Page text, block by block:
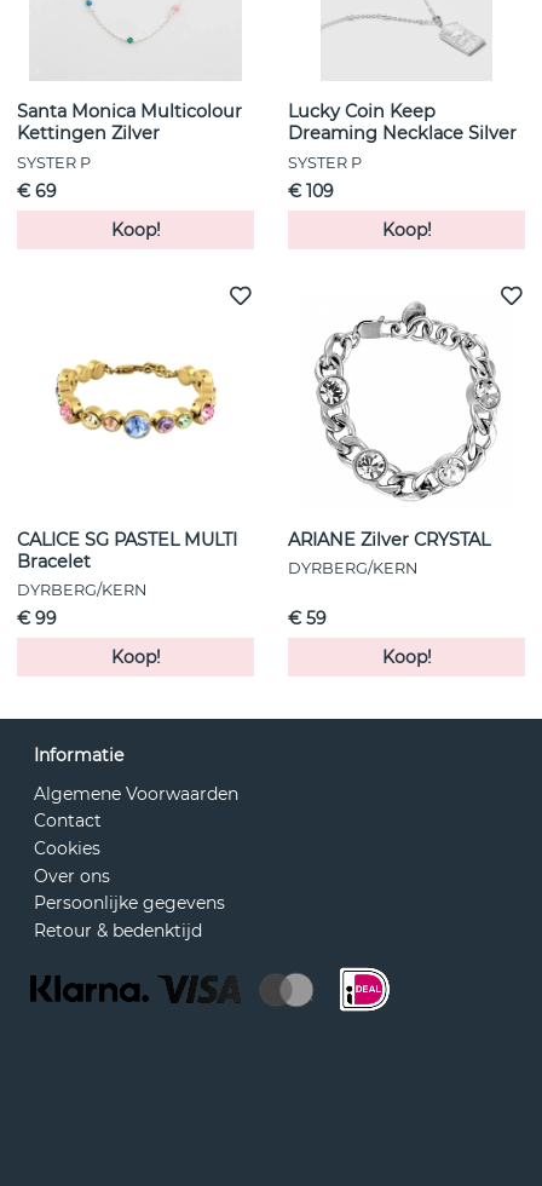
Santa Monica Multicolour
Kettingen Zilver
SYSTER P
€ 69
Koop!
Lucky Coin Keep
Dreaming Necklace Silver
SYSTER P
€ 109
Koop!
CALICE SG PASTEL MULTI
Bracelet
DYRBERG/KERN
€ 99
Koop!
ARIANE Zilver CRYSTAL
DYRBERG/KERN
€ 59
Koop!
Informatie
Algemene Voorwaarden
Contact
Cookies
Over ons
Persoonlijke gegevens
Retour & bedenktijd